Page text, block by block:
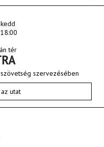
kedd
18:00
tér
szervezésében
utat